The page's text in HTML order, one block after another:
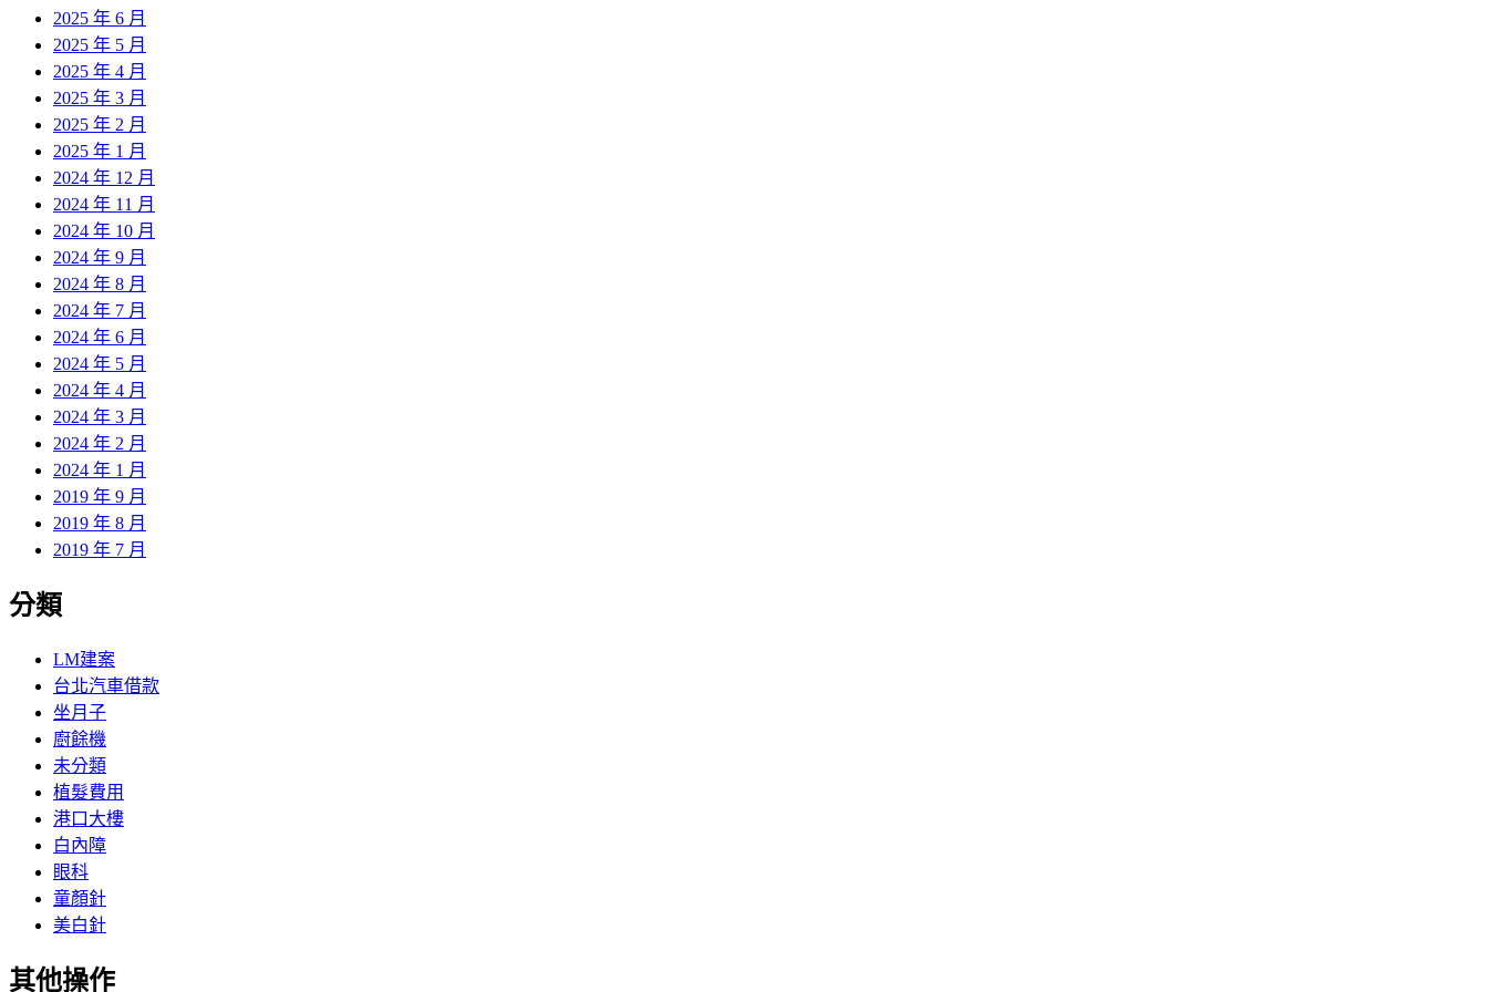
2025 年 6 月
2025 年 5 月
2025 年 4 月
2025 年 3 月
2025 年 2 月
2025 年 1 月
2024 年 12 月
2024 年 11 月
2024 年 10 月
2024 年 9 月
2024 年 8 月
2024 年 7 月
2024 年 6 月
2024 年 5 月
2024 年 4 月
2024 年 3 月
2024 年 2 月
2024 年 1 月
2019 年 9 月
2019 年 8 月
2019 年 7 月
分類
LM建案
台北汽車借款
坐月子
廚餘機
未分類
植髮費用
港口大樓
白內障
眼科
童顏針
美白針
其他操作